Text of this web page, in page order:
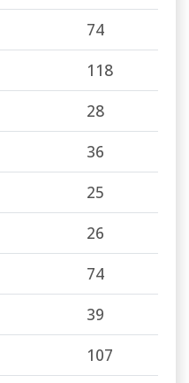
74
118
28
36
25
26
74
39
107